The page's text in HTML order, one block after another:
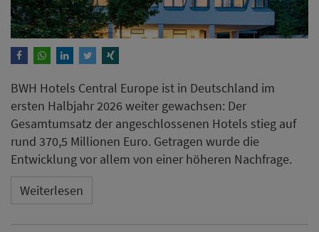
BWH Hotels Central Europe ist in Deutschland im
ersten Halbjahr 2026 weiter gewachsen: Der
Gesamtumsatz der angeschlossenen Hotels stieg auf
rund 370,5 Millionen Euro. Getragen wurde die
Entwicklung vor allem von einer höheren Nachfrage.
Weiterlesen